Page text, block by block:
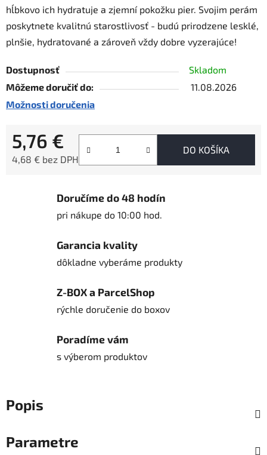
hĺbkovo ich hydratuje a zjemní pokožku pier. Svojim perám
poskytnete kvalitnú starostlivosť - budú prirodzene lesklé,
plnšie, hydratované a zároveň vždy dobre vyzerajúce!
Dostupnosť
Skladom
Môžeme doručiť do:
11.08.2026
Možnosti doručenia
5,76 €
4,68 € bez DPH
DO KOŠÍKA
Doručíme do 48 hodín
pri nákupe do 10:00 hod.
Garancia kvality
dôkladne vyberáme produkty
Z-BOX a ParcelShop
rýchle doručenie do boxov
Poradíme vám
s výberom produktov
Popis
Parametre